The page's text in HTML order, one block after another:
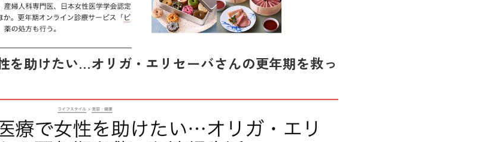
を助けたい…オリガ・エリセーバさんの更年期を救っ